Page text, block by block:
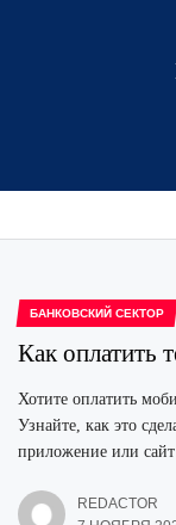
БАНКОВСКИЙ СЕКТОР
Как оплатить
Хотите оплатить
Узнайте, как это
приложение или сайт
REDACTOR